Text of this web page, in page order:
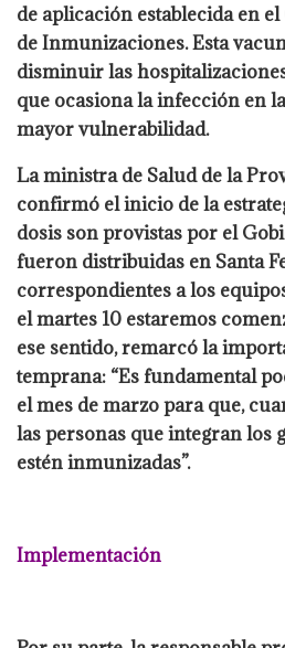
de aplicación establecida en
de Inmunizaciones. Esta
disminuir las
que ocasiona la infección en
mayor vulnerabilidad.
La ministra de Salud de la
confirmó el inicio de la
dosis son provistas por el
fueron distribuidas en Santa
correspondientes a los
el martes 10 estaremos
ese sentido, remarcó la
temprana: “Es fundamental
el mes de marzo para que,
las personas que integran los
estén inmunizadas”.
Implementación